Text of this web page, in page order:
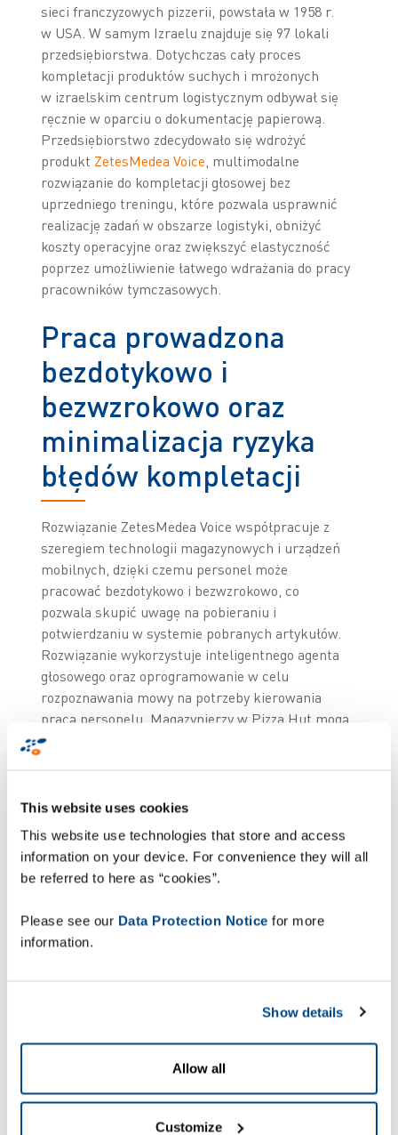
This website uses cookies
This website use technologies that store and access
information on your device. For convenience they will all
be referred to here as “cookies”.
Please see our Data Protection Notice for more
information.
Show details
Allow all
Customize
sieci franczyzowych pizzerii, powstała w 1958 r.
w USA. W samym Izraelu znajduje się 97 lokali
przedsiębiorstwa. Dotychczas cały proces
kompletacji produktów suchych i mrożonych
w izraelskim centrum logistycznym odbywał się
ręcznie w oparciu o dokumentację papierową.
Przedsiębiorstwo zdecydowało się wdrożyć
produkt ZetesMedea Voice , multimodalne
rozwiązanie do kompletacji głosowej bez
uprzedniego treningu, które pozwala usprawnić
realizację zadań w obszarze logistyki, obniżyć
koszty operacyjne oraz zwiększyć elastyczność
poprzez umożliwienie łatwego wdrażania do pracy
pracowników tymczasowych.
Praca prowadzona
bezdotykowo i
bezwzrokowo oraz
minimalizacja ryzyka
błędów kompletacji
Rozwiązanie ZetesMedea Voice współpracuje z
szeregiem technologii magazynowych i urządzeń
mobilnych, dzięki czemu personel może
pracować bezdotykowo i bezwzrokowo, co
pozwala skupić uwagę na pobieraniu i
potwierdzaniu w systemie pobranych artykułów.
Rozwiązanie wykorzystuje inteligentnego agenta
głosowego oraz oprogramowanie w celu
rozpoznawania mowy na potrzeby kierowania
pracą personelu. Magazynierzy w Pizza Hut mogą
teraz z łatwością obsługiwać zamówienia,
systemu kompletacji głosowej ZetesMedea
czasów kompletacji zamówień w porównaniu z
poprzednią metodą.
wyjaśnia: „Od momentu wprowadzenia
rozwiązania ZetesMedea udało nam się znacząco
zamówień na poziomie 99,6% oraz niemal 30-
dostosowane do naszego środowiska
operacyjnego, a dzięki wygodnym i intuicyjnym
funkcjom pozwoliło nam ono szybko osiągnąć